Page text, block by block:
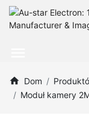
Dom
Moduł kamery